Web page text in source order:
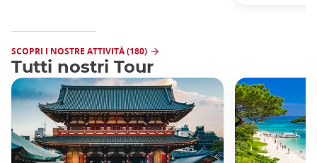
SCOPRI I NOSTRE ATTIVITÀ (180)
Tutti nostri Tour